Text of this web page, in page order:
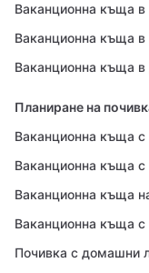
Ваканционна къща в
Ваканционна къща в
Ваканционна къща
Планиране на
Ваканционна къща с
Ваканционна къща с
Ваканционна къща
Ваканционна къща
Почивка с домашни